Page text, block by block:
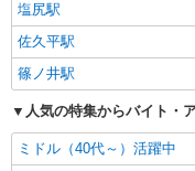
塩尻駅
佐久平駅
篠ノ井駅
人気の特集からバイト・
ミドル（40代～）活躍中